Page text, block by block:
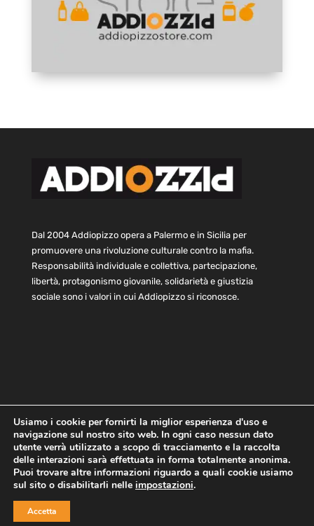
Dal 2004 Addiopizzo opera a Palermo e in Sicilia per
promuovere una rivoluzione culturale contro la mafia.
Responsabilità individuale e collettiva, partecipazione,
libertà, protagonismo giovanile, solidarietà e giustizia
sociale sono i valori in cui Addiopizzo si riconosce.
Home Statuto e bilancio
Contatti
Privacy
Cookie Child Protection Policy
Copyright © 2021 AddioPizzo | Tutti i diritti riservati | Sede
Usiamo i cookie per fornirti la miglior esperienza d'uso e
navigazione sul nostro sito web. In ogni caso nessun dato
utente verrà utilizzato a scopo di tracciamento e la raccolta
delle interazioni sarà effettuata in forma totalmente anonima.
Puoi trovare altre informazioni riguardo a quali cookie usiamo
sul sito o disabilitarli nelle impostazioni.
Accetta